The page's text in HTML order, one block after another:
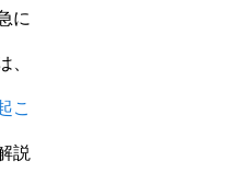
に
、
こ
説